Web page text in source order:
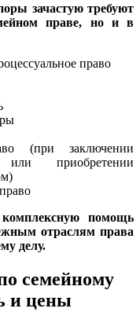
зачастую требуют
праве, но и в
право
(при заключении
или приобретении
помощь
отраслям права
делу.
семейному
и цены